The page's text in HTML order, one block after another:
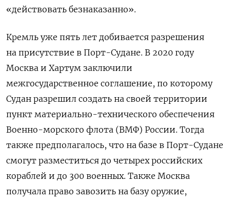
«действовать безнаказанно».
Кремль уже пять лет добивается разрешения
на присутствие в Порт-Судане. В 2020 году
Москва и Хартум заключили
межгосударственное соглашение, по которому
Судан разрешил создать на своей территории
пункт материально-технического обеспечения
Военно-морского флота (ВМФ) России. Тогда
также предполагалось, что на базе в Порт-Судане
смогут разместиться до четырех российских
кораблей и до 300 военных. Также Москва
получала право завозить на базу оружие,